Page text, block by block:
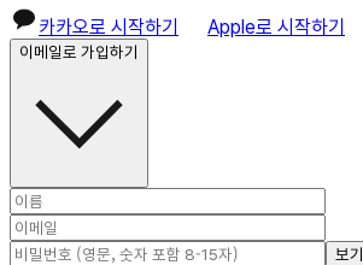
카카오로 시작하기 Apple로 시작하기
이메일로 가입하기
보기